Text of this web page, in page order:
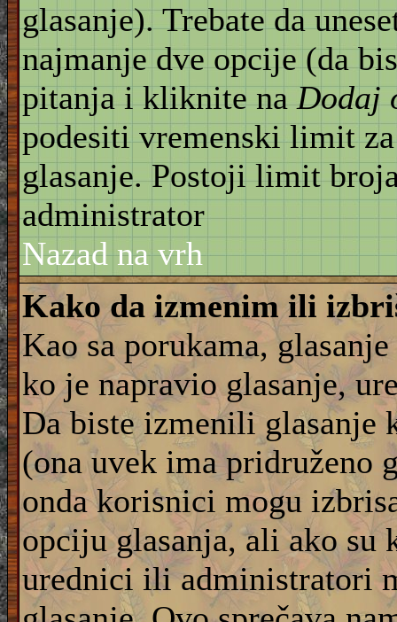
glasanje). Trebate da
najmanje dve opcije (da
pitanja i kliknite naDodaj
podesiti vremenski limit
glasanje. Postoji limit
administrator
Nazad na vrh
Kako da izmenim ili
Kao sa porukama,
ko je napravio glasanje,
Da biste izmenili glasanje
(ona uvek ima pridruženo
onda korisnici mogu
opciju glasanja, ali ako su
urednici ili administratori